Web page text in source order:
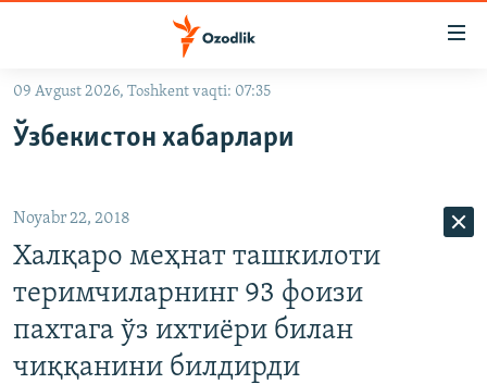
Асосий
Қидиришга
ўтинг
OZODLIK SURISHTIRUVLARI
На русском
ИЖТИМОИЙ ТАРМОҚЛАР
09 Avgust 2026, Toshkent vaqti: 07:35
Ўзбекистон хабарлари
Noyabr 22, 2018
Халқаро меҳнат ташкилоти
теримчиларнинг 93 фоизи
пахтага ўз ихтиёри билан
чиққанини билдирди